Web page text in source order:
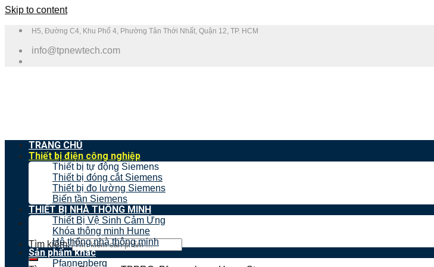
Skip to content
H5, Đường C4, Khu Phố 4, Phường Tân Thới Nhất, Quận 12, TP. HCM
info@tpnewtech.com
Tìm kiếm:
TRANG CHỦ
Thiết bị điện công nghiệp
Thiết bị tự động Siemens
Thiết bị đóng cắt Siemens
Thiết bị đo lường Siemens
Biến tần Siemens
THIẾT BỊ NHÀ THÔNG MINH
Thiết Bị Vệ Sinh Cảm Ứng
Khóa thông minh Hune
Hệ thống nhà thông minh
Sản phẩm khác
Pfannenberg